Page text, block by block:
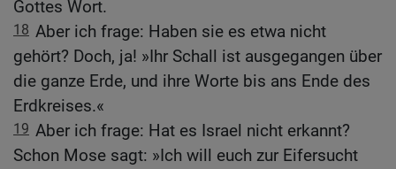
Gottes Wort.
18 Aber ich frage: Haben sie es etwa nicht
gehört? Doch, ja! »Ihr Schall ist ausgegangen über
die ganze Erde, und ihre Worte bis ans Ende des
Erdkreises.«
19 Aber ich frage: Hat es Israel nicht erkannt?
Schon Mose sagt: »Ich will euch zur Eifersucht